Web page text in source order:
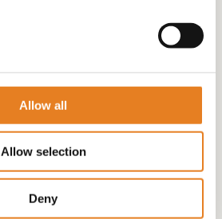
Allow all
Allow selection
Deny